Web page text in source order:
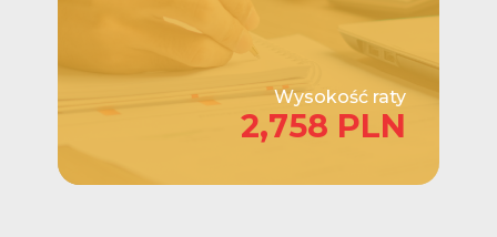
Wysokość raty
2,758 PLN